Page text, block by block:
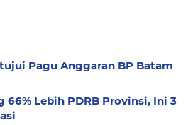
Pagu Anggaran BP Batam
66% Lebih PDRB Provinsi, Ini 3